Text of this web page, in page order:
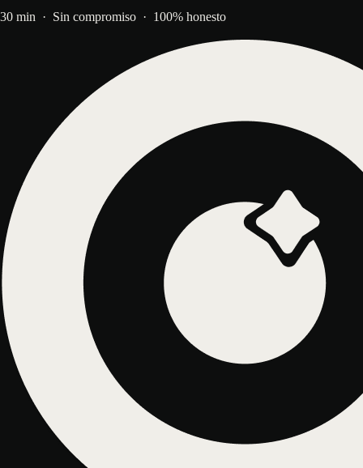
30 min · Sin compromiso · 100% honesto